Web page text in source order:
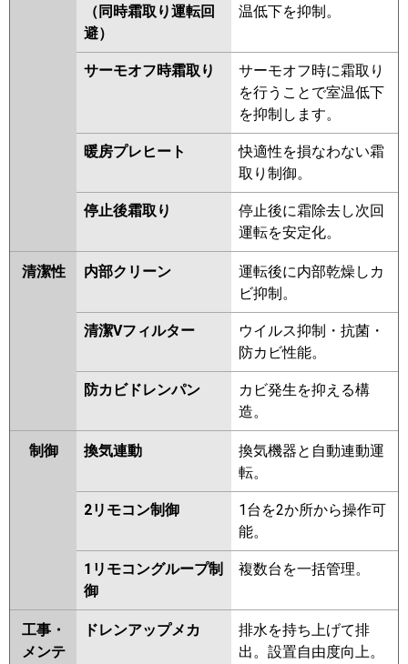
（同時霜取り運転回
避）
温低下を抑制。
サーモオフ時霜取り
サーモオフ時に霜取り
を行うことで室温低下
を抑制します。
暖房プレヒート
快適性を損なわない霜
取り制御。
停止後霜取り
停止後に霜除去し次回
運転を安定化。
清潔性 内部クリーン
運転後に内部乾燥しカ
ビ抑制。
清潔Vフィルター
ウイルス抑制・抗菌・
防カビ性能。
防カビドレンパン
カビ発生を抑える構
造。
制御 換気連動
換気機器と自動連動運
転。
2リモコン制御
1台を2か所から操作可
能。
1リモコングループ制
御
複数台を一括管理。
工事・
メンテ
ドレンアップメカ
排水を持ち上げて排
出。設置自由度向上。